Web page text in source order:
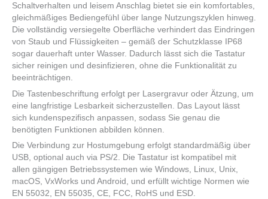
Schaltverhalten und leisem Anschlag bietet sie ein komfortables,
gleichmäßiges Bediengefühl über lange Nutzungszyklen hinweg.
Die vollständig versiegelte Oberfläche verhindert das Eindringen
von Staub und Flüssigkeiten – gemäß der Schutzklasse IP68
sogar dauerhaft unter Wasser. Dadurch lässt sich die Tastatur
sicher reinigen und desinfizieren, ohne die Funktionalität zu
beeinträchtigen.
Die Tastenbeschriftung erfolgt per Lasergravur oder Ätzung, um
eine langfristige Lesbarkeit sicherzustellen. Das Layout lässt
sich kundenspezifisch anpassen, sodass Sie genau die
benötigten Funktionen abbilden können.
Die Verbindung zur Hostumgebung erfolgt standardmäßig über
USB, optional auch via PS/2. Die Tastatur ist kompatibel mit
allen gängigen Betriebssystemen wie Windows, Linux, Unix,
macOS, VxWorks und Android, und erfüllt wichtige Normen wie
EN 55032, EN 55035, CE, FCC, RoHS und ESD.